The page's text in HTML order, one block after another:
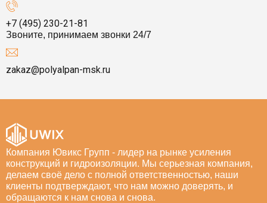
+7 (495) 230-21-81
Звоните, принимаем звонки 24/7
zakaz@polyalpan-msk.ru
Компания Ювикс Групп - лидер на рынке усиления
конструкций и гидроизоляции. Мы серьезная компания,
делаем своё дело с полной ответственностью, наши
клиенты подтверждают, что нам можно доверять, и
обращаются к нам снова и снова.